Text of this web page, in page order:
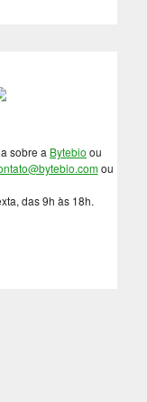
sobre a Bytebio ou
ou
das 9h às 18h.